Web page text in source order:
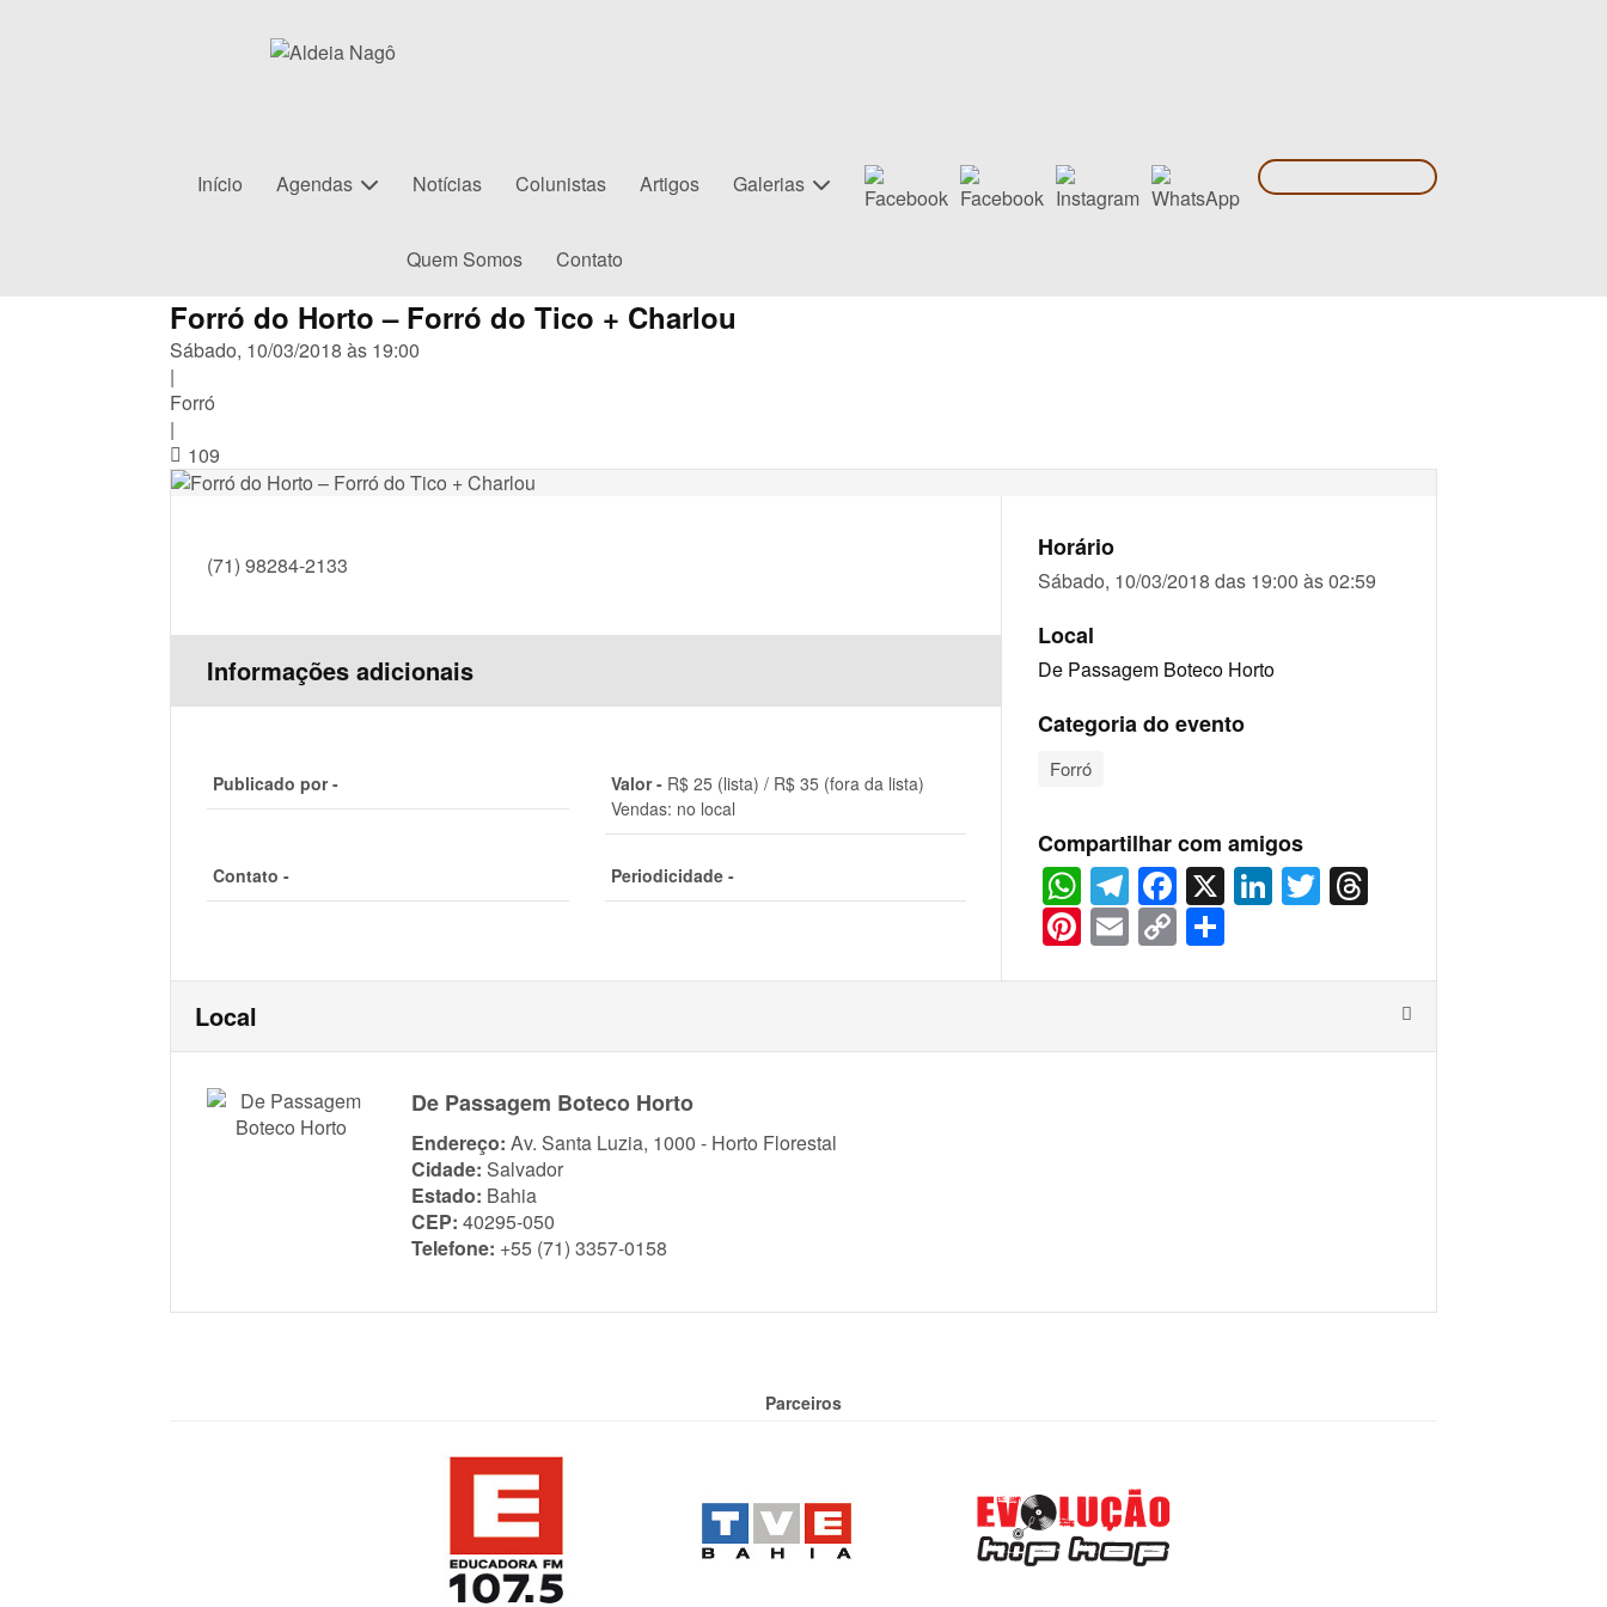
Início Agendas Notícias Colunistas Artigos Galerias
Quem Somos Contato
Forró do Horto – Forró do Tico + Charlou
Sábado, 10/03/2018 às 19:00
|
Forró
|
109
(71) 98284-2133
Informações adicionais
Publicado por - Valor -R$ 25 (lista) / R$ 35 (fora da lista)
Vendas: no local
Contato - Periodicidade -
Horário
Sábado, 10/03/2018 das 19:00 às 02:59
Local
De Passagem Boteco Horto
Categoria do evento
Forró
Compartilhar com amigos
WhatsApp
Telegram
Facebook
X LinkedIn
Twitter
Pinterest
Email
Copy
Link
Local
De Passagem Boteco Horto
Endereço: Av. Santa Luzia, 1000 - Horto Florestal
Cidade: Salvador
Estado: Bahia
CEP: 40295-050
Telefone: +55 (71) 3357-0158
Parceiros